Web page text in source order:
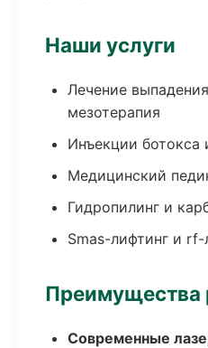
Наши услуги
Лечение
мезотерапия
Инъекции ботокса
Медицинский
Гидропилинг и
Smas-лифтинг и rf-
Преимущества
Современные